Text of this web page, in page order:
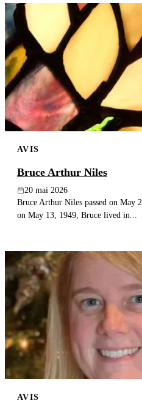
AVIS
Bruce Arthur Niles
20 mai 2026
Bruce Arthur Niles passed on May
on May 13, 1949, Bruce lived in...
AVIS